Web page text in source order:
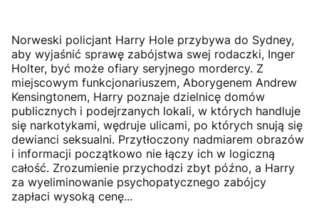
Norweski policjant Harry Hole przybywa do Sydney,
aby wyjaśnić sprawę zabójstwa swej rodaczki, Inger
Holter, być może ofiary seryjnego mordercy. Z
miejscowym funkcjonariuszem, Aborygenem Andrew
Kensingtonem, Harry poznaje dzielnicę domów
publicznych i podejrzanych lokali, w których handluje
się narkotykami, wędruje ulicami, po których snują się
dewianci seksualni. Przytłoczony nadmiarem obrazów
i informacji początkowo nie łączy ich w logiczną
całość. Zrozumienie przychodzi zbyt późno, a Harry
za wyeliminowanie psychopatycznego zabójcy
zapłaci wysoką cenę...